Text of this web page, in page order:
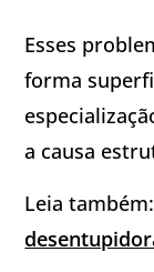
Esses
forma
a causa
Leia também: